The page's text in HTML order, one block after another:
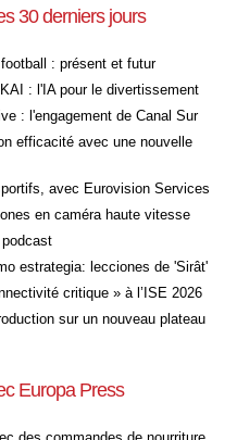
30 derniers jours
: présent et futur
: l'IA pour le divertissement
: l'engagement de Canal Sur
efficacité avec une nouvelle
avec Eurovision Services
en caméra haute vitesse
estrategia: lecciones de 'Sirât'
critique » à l’ISE 2026
sur un nouveau plateau
Europa Press